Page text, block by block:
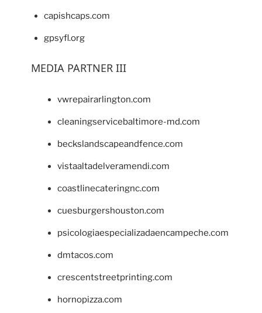
capishcaps.com
gpsyfl.org
MEDIA PARTNER III
vwrepairarlington.com
cleaningservicebaltimore-md.com
beckslandscapeandfence.com
vistaaltadelveramendi.com
coastlinecateringnc.com
cuesburgershouston.com
psicologiaespecializadaencampeche.com
dmtacos.com
crescentstreetprinting.com
hornopizza.com